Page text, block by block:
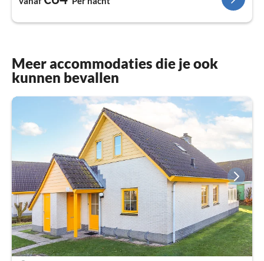
Meer accommodaties die je ook
kunnen bevallen